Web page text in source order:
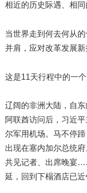
相近的历史际遇、相同
当世界走到何去何从
并肩，应对改革发展
这是11天行程中的一
辽阔的非洲大陆，自
阿联酋访问后，习近
尔军用机场。马不停
出现在塞内加尔总统
共见记者、出席晚宴
延，回到下榻酒店已近